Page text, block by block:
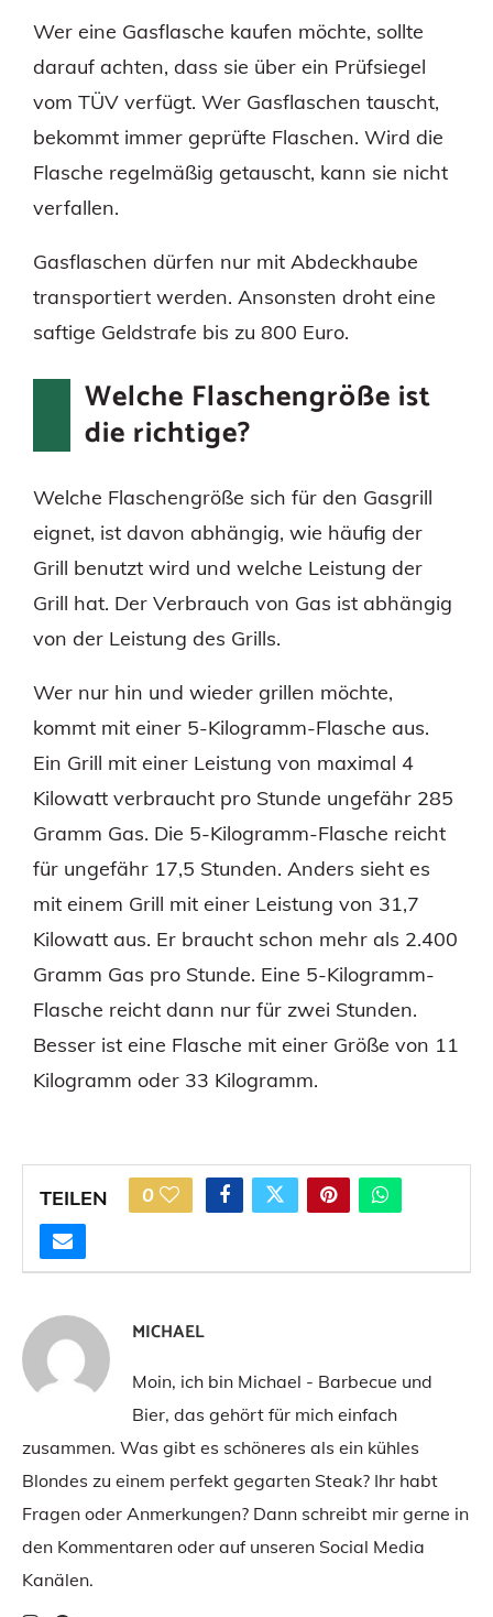
Wer eine Gasflasche kaufen möchte, sollte
darauf achten, dass sie über ein Prüfsiegel
vom TÜV verfügt. Wer Gasflaschen tauscht,
bekommt immer geprüfte Flaschen. Wird die
Flasche regelmäßig getauscht, kann sie nicht
verfallen.
Gasflaschen dürfen nur mit Abdeckhaube
transportiert werden. Ansonsten droht eine
saftige Geldstrafe bis zu 800 Euro.
Welche Flaschengröße ist
die richtige?
Welche Flaschengröße sich für den Gasgrill
eignet, ist davon abhängig, wie häufig der
Grill benutzt wird und welche Leistung der
Grill hat. Der Verbrauch von Gas ist abhängig
von der Leistung des Grills.
Wer nur hin und wieder grillen möchte,
kommt mit einer 5-Kilogramm-Flasche aus.
Ein Grill mit einer Leistung von maximal 4
Kilowatt verbraucht pro Stunde ungefähr 285
Gramm Gas. Die 5-Kilogramm-Flasche reicht
für ungefähr 17,5 Stunden. Anders sieht es
mit einem Grill mit einer Leistung von 31,7
Kilowatt aus. Er braucht schon mehr als 2.400
Gramm Gas pro Stunde. Eine 5-Kilogramm-
Flasche reicht dann nur für zwei Stunden.
Besser ist eine Flasche mit einer Größe von 11
Kilogramm oder 33 Kilogramm.
TEILEN 0
MICHAEL
Moin, ich bin Michael - Barbecue und
Bier, das gehört für mich einfach
zusammen. Was gibt es schöneres als ein kühles
Blondes zu einem perfekt gegarten Steak? Ihr habt
Fragen oder Anmerkungen? Dann schreibt mir gerne in
den Kommentaren oder auf unseren Social Media
Kanälen.